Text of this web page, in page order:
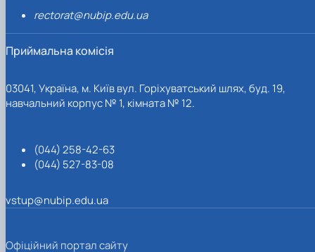
rectorat@nubip.edu.ua
Приймальна комісія
03041, Україна, м. Київ вул. Горіхуватський шлях, буд. 19,
навчальний корпус № 1, кімната № 12.
(044) 258-42-63
(044) 527-83-08
vstup@nubip.edu.ua
Офіційний портал сайту